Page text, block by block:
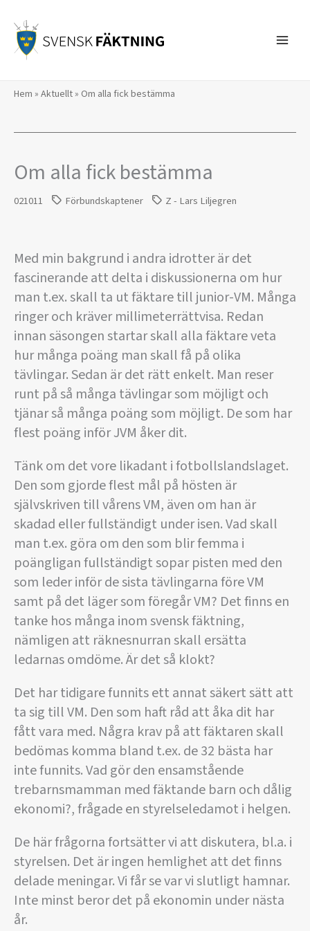
innehåll
Hem » Aktuellt» Om alla fick bestämma
Om alla fick bestämma
021011 Förbundskaptener Z - Lars Liljegren
Med min bakgrund i andra idrotter är det
fascinerande att delta i diskussionerna om hur
man t.ex. skall ta ut fäktare till junior-VM. Många
ringer och kräver millimeterrättvisa. Redan
innan säsongen startar skall alla fäktare veta
hur många poäng man skall få på olika
tävlingar. Sedan är det rätt enkelt. Man reser
runt på så många tävlingar som möjligt och
tjänar så många poäng som möjligt. De som har
flest poäng inför JVM åker dit.
Tänk om det vore likadant i fotbollslandslaget.
Den som gjorde flest mål på hösten är
självskriven till vårens VM, även om han är
skadad eller fullständigt under isen. Vad skall
man t.ex. göra om den som blir femma i
poängligan fullständigt sopar pisten med den
som leder inför de sista tävlingarna före VM
samt på det läger som föregår VM? Det finns en
tanke hos många inom svensk fäktning,
nämligen att räknesnurran skall ersätta
ledarnas omdöme. Är det så klokt?
Det har tidigare funnits ett annat säkert sätt att
ta sig till VM. Den som haft råd att åka dit har
fått vara med. Några krav på att fäktaren skall
bedömas komma bland t.ex. de 32 bästa har
inte funnits. Vad gör den ensamstående
trebarnsmamman med fäktande barn och dålig
ekonomi?, frågade en styrelseledamot i helgen.
De här frågorna fortsätter vi att diskutera, bl.a. i
styrelsen. Det är ingen hemlighet att det finns
delade meningar. Vi får se var vi slutligt hamnar.
Inte minst beror det på ekonomin under nästa
år.